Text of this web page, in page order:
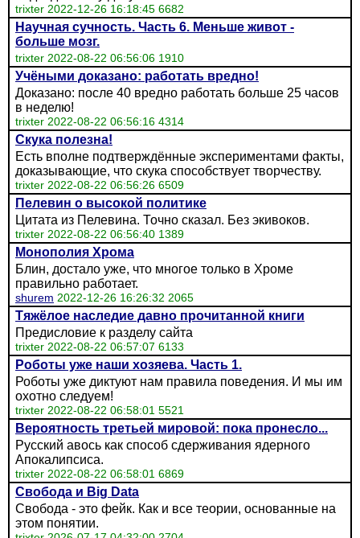
trixter 2022-12-26 16:18:45 6682
Научная сучность. Часть 6. Меньше живот -
больше мозг.
trixter 2022-08-22 06:56:06 1910
Учёными доказано: работать вредно!
Доказано: после 40 вредно работать больше 25 часов
в неделю!
trixter 2022-08-22 06:56:16 4314
Скука полезна!
Есть вполне подтверждённые экспериментами факты,
доказывающие, что скука способствует творчеству.
trixter 2022-08-22 06:56:26 6509
Пелевин о высокой политике
Цитата из Пелевина. Точно сказал. Без экивоков.
trixter 2022-08-22 06:56:40 1389
Монополия Хрома
Блин, достало уже, что многое только в Хроме
правильно работает.
shurem 2022-12-26 16:26:32 2065
Тяжёлое наследие давно прочитанной книги
Предисловие к разделу сайта
trixter 2022-08-22 06:57:07 6133
Роботы уже наши хозяева. Часть 1.
Роботы уже диктуют нам правила поведения. И мы им
охотно следуем!
trixter 2022-08-22 06:58:01 5521
Вероятность третьей мировой: пока пронесло...
Русский авось как способ сдерживания ядерного
Апокалипсиса.
trixter 2022-08-22 06:58:01 6869
Свобода и Big Data
Свобода - это фейк. Как и все теории, основанные на
этом понятии.